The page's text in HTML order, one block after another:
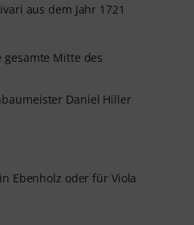
aus dem Jahr 1721
Mitte des
Daniel Hiller
Ebenholz oder für Viola